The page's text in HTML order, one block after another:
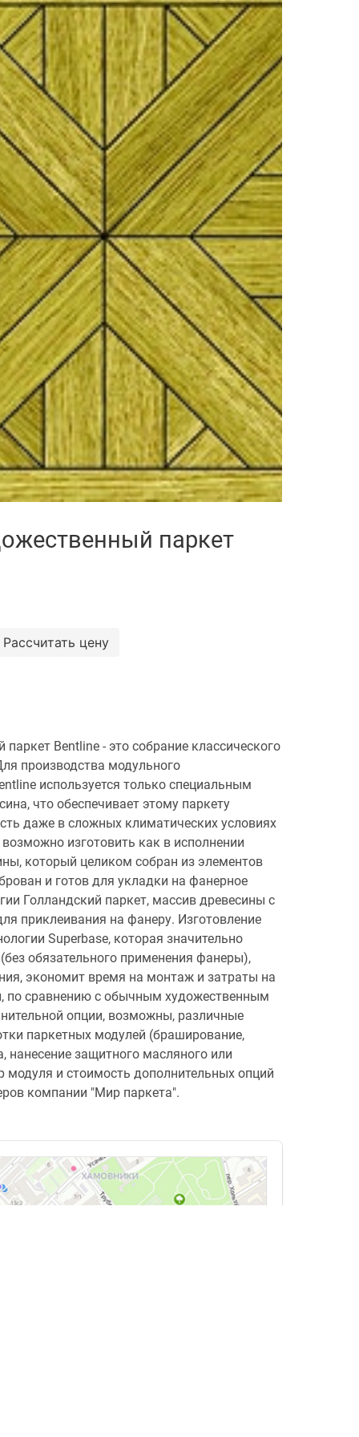
паркет
Рассчитать цену
Bentline - это собрание классического
производства модульного
используется только специальным
что обеспечивает этому паркету
даже в сложных климатических условиях
изготовить как в исполнении
который целиком собран из элементов
и готов для укладки на фанерное
Голландский паркет, массив древесины с
приклеивания на фанеру. Изготовление
Superbase, которая значительно
обязательного применения фанеры),
экономит время на монтаж и затраты на
по сравнению с обычным художественным
опции, возможны, различные
паркетных модулей (браширование,
нанесение защитного масляного или
модуля и стоимость дополнительных опций
компании "Мир паркета".